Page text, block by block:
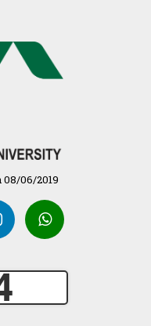
08/06/2019